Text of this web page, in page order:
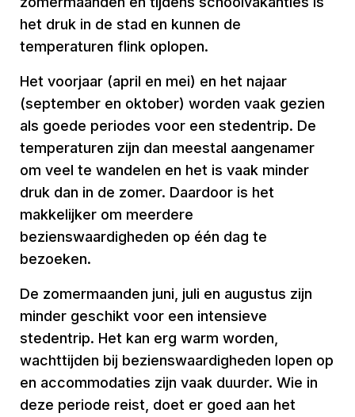
het druk in de stad en kunnen de
temperaturen flink oplopen.
Het voorjaar (april en mei) en het najaar
(september en oktober) worden vaak gezien
als goede periodes voor een stedentrip. De
temperaturen zijn dan meestal aangenamer
om veel te wandelen en het is vaak minder
druk dan in de zomer. Daardoor is het
makkelijker om meerdere
bezienswaardigheden op één dag te
bezoeken.
De zomermaanden juni, juli en augustus zijn
minder geschikt voor een intensieve
stedentrip. Het kan erg warm worden,
wachttijden bij bezienswaardigheden lopen op
en accommodaties zijn vaak duurder. Wie in
deze periode reist, doet er goed aan het